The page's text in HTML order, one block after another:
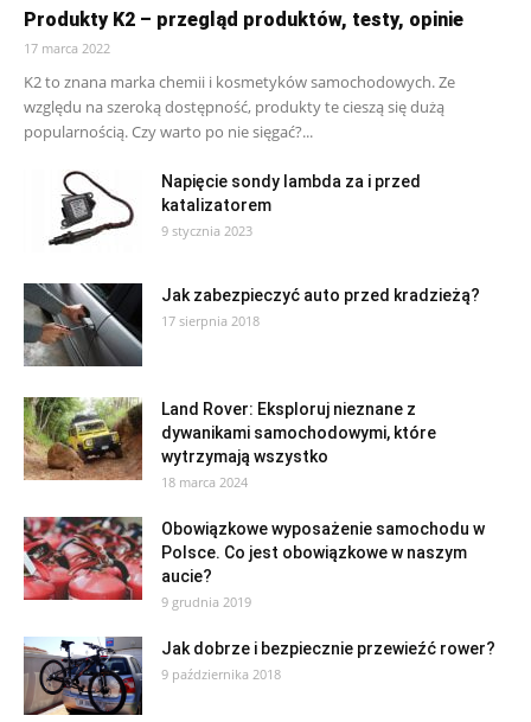
Produkty K2 – przegląd produktów, testy, opinie
17 marca 2022
K2 to znana marka chemii i kosmetyków samochodowych. Ze
względu na szeroką dostępność, produkty te cieszą się dużą
popularnością. Czy warto po nie sięgać?...
Napięcie sondy lambda za i przed
katalizatorem
9 stycznia 2023
Jak zabezpieczyć auto przed kradzieżą?
17 sierpnia 2018
Land Rover: Eksploruj nieznane z
dywanikami samochodowymi, które
wytrzymają wszystko
18 marca 2024
Obowiązkowe wyposażenie samochodu w
Polsce. Co jest obowiązkowe w naszym
aucie?
9 grudnia 2019
Jak dobrze i bezpiecznie przewieźć rower?
9 października 2018